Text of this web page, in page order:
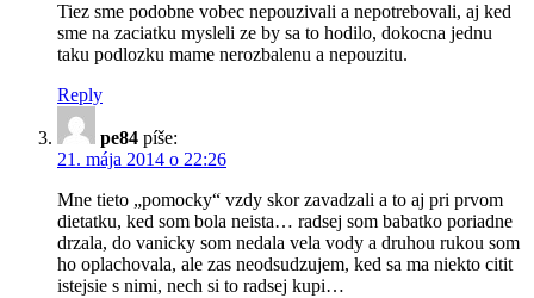
Tiez sme podobne vobec nepouzivali a nepotrebovali, aj ked
sme na zaciatku mysleli ze by sa to hodilo, dokocna jednu
taku podlozku mame nerozbalenu a nepouzitu.
Reply
pe84 píše:
21. mája 2014 o 22:26
Mne tieto „pomocky“ vzdy skor zavadzali a to aj pri prvom
dietatku, ked som bola neista… radsej som babatko poriadne
drzala, do vanicky som nedala vela vody a druhou rukou som
ho oplachovala, ale zas neodsudzujem, ked sa ma niekto citit
istejsie s nimi, nech si to radsej kupi…